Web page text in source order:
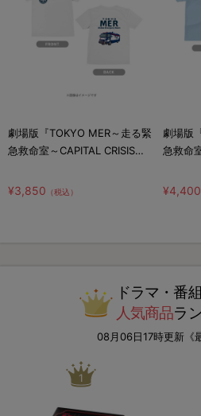
劇場版『TOKYO MER～走る緊
急救命室～CAPITAL CRISIS』
（TOKYO MER）
¥3,850 （税込）
劇場版
急救命
（
¥4,400
ドラマ・番
人気商品ラ
08月06日17時更新《
1